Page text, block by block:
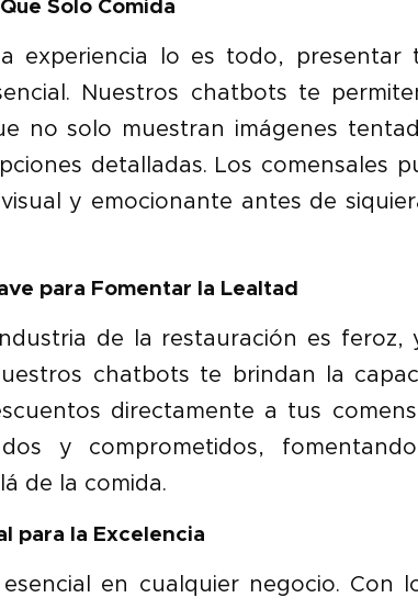
Solo Comida
experiencia lo es todo, presentar
Nuestros chatbots te
no solo muestran imágenes
detalladas. Los comensales
y emocionante antes de
para Fomentar la Lealtad
de la restauración es feroz,
chatbots te brindan la
directamente a tus
y comprometidos,
de la comida.
para la Excelencia
en cualquier negocio. Con